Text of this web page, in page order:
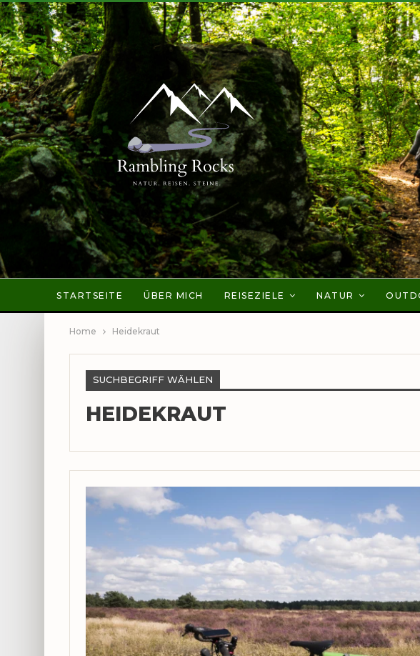
STARTSEITE ÜBER MICH REISEZIELE NATUR
Home Heidekraut
SUCHBEGRIFF WÄHLEN
HEIDEKRAUT